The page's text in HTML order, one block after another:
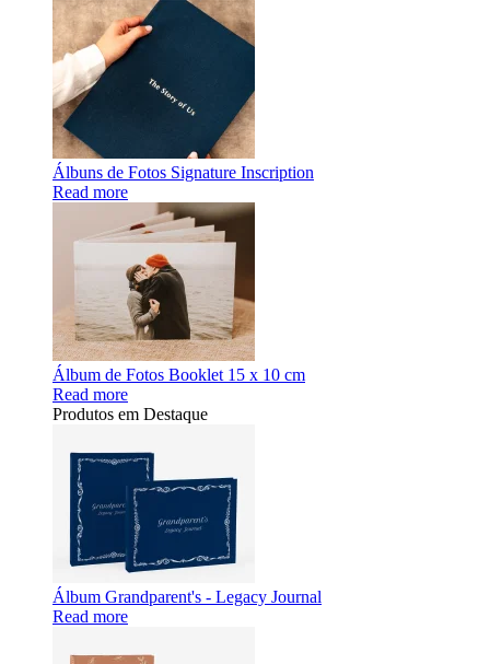
Álbuns de Fotos Signature Inscription
Read more
Álbum de Fotos Booklet 15 x 10 cm
Read more
Produtos em Destaque
Álbum Grandparent's - Legacy Journal
Read more